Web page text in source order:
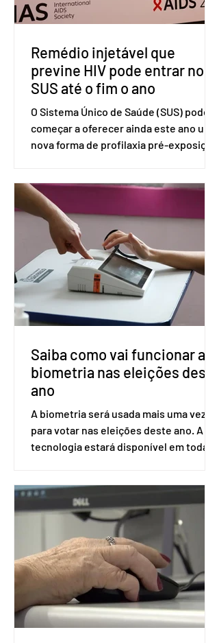
incompatíveis com as obrigações
assumidas pelos Estados Unid
Remédio injetável que
previne HIV pode entrar no
SUS até o fim o ano
O Sistema Único de Saúde (SUS) pode
começar a oferecer ainda este ano uma
nova forma de profilaxia pré-exposição
medicamento carbotegravir, que
impede a replicação do vírus de forma
prolongada e pode ser tomado a cada
dois meses. O pedido de inclusão vai
ser encaminhado pelo Ministério da
Saúde à Comissão Nacional de
Incorporação de Novas Tecnologias no
SUS (Conitec) na semana que vem. A
Conitec é um colegiado
Saiba como vai funcionar a
biometria nas eleições deste
ano
A biometria será usada mais uma vez
para votar nas eleições deste ano. A
tecnologia estará disponível em todas
Apesar da requisição, a biometria não é
obrigatória para exercer o direito ao
voto. Se o título estiver regular, o
eleitor pode votar mesmo sem ter
realizado esse cadastro. Neste caso,
será exigido o documento de
identificação para acesso à urna
eletrônica. Se a urna eletrônica não
reconh